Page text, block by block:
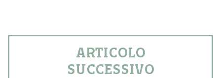
ARTICOLO
SUCCESSIVO